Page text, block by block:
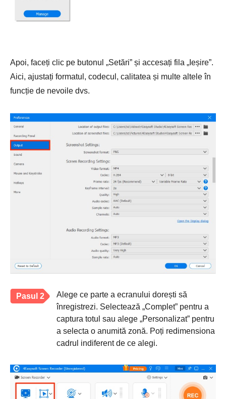
Apoi, faceți clic pe butonul „Setări” și accesați fila „Ieșire”.
Aici, ajustați formatul, codecul, calitatea și multe altele în
funcție de nevoile dvs.
Pasul 2
Alege ce parte a ecranului dorești să
înregistrezi. Selectează „Complet” pentru a
captura totul sau alege „Personalizat” pentru
a selecta o anumită zonă. Poți redimensiona
cadrul indiferent de ce alegi.